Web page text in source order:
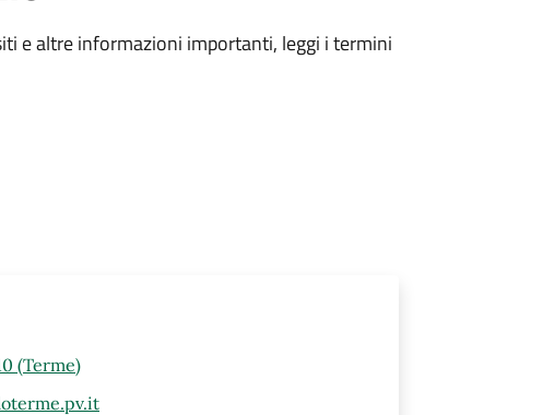
e altre informazioni importanti, leggi i termini
(Terme)